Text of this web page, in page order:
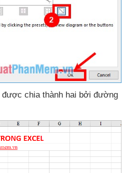
được chia thành hai bởi đường